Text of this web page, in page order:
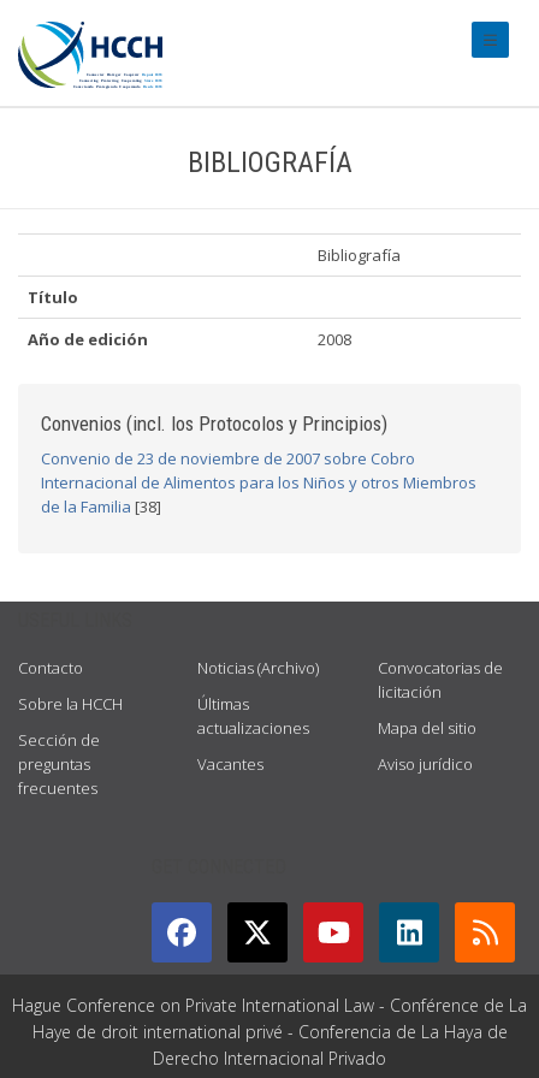
BIBLIOGRAFÍA
Bibliografía
Título
Año de edición
2008
Convenios (incl. los Protocolos y Principios)
Convenio de 23 de noviembre de 2007 sobre Cobro
Internacional de Alimentos para los Niños y otros Miembros
de la Familia [38]
Contacto
Sobre la HCCH
Sección de
preguntas
frecuentes
Noticias (Archivo)
Últimas
actualizaciones
Vacantes
Convocatorias de
licitación
Mapa del sitio
Aviso jurídico
Hague Conference on Private International Law - Conférence de La
Haye de droit international privé - Conferencia de La Haya de
Derecho Internacional Privado